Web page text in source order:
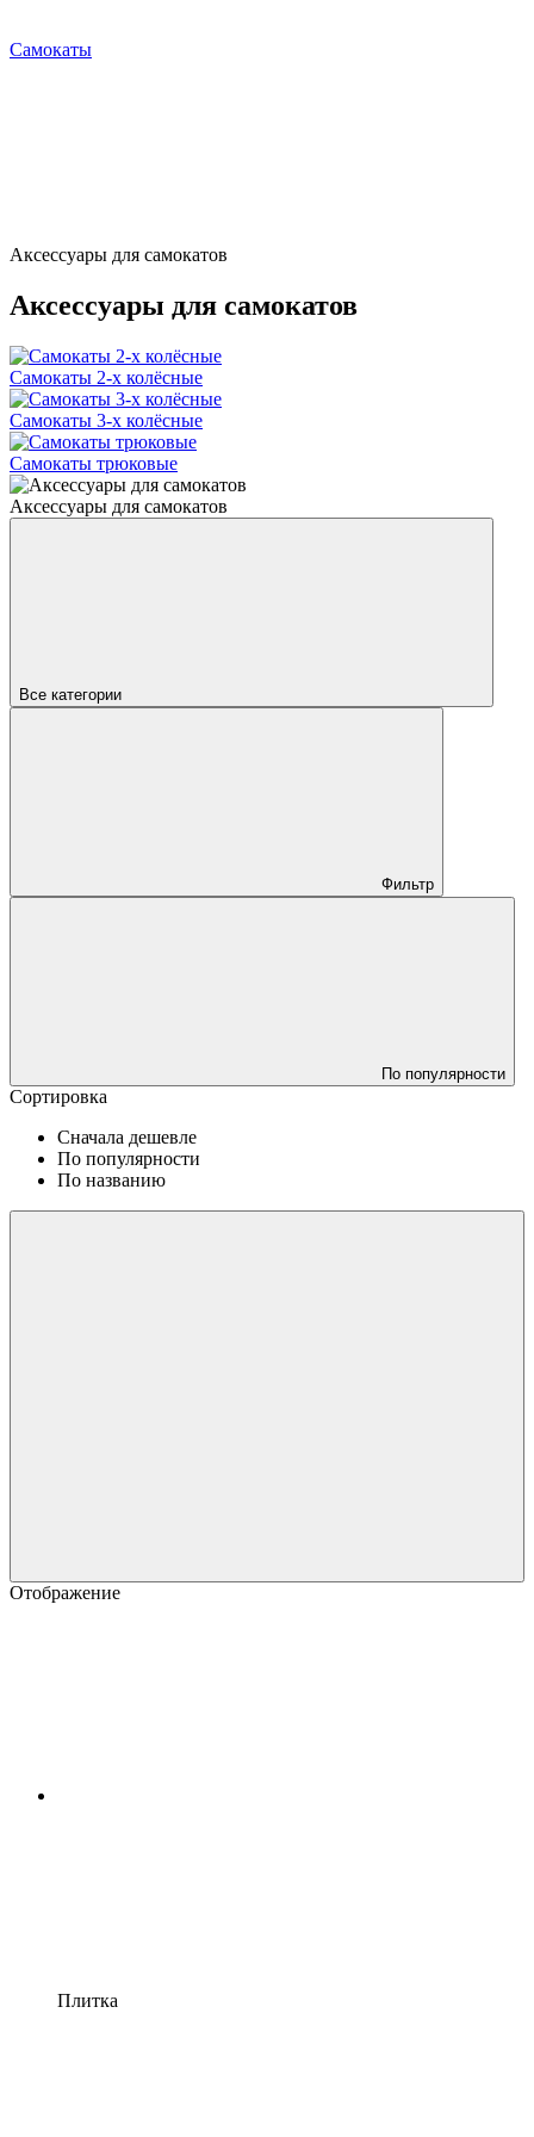
Самокаты
Аксессуары для самокатов
Аксессуары для самокатов
Самокаты 2-х колёсные
Самокаты 3-х колёсные
Самокаты трюковые
Аксессуары для самокатов
Все категории
Фильтр
По популярности
Сортировка
Сначала дешевле
По популярности
По названию
Отображение
Плитка